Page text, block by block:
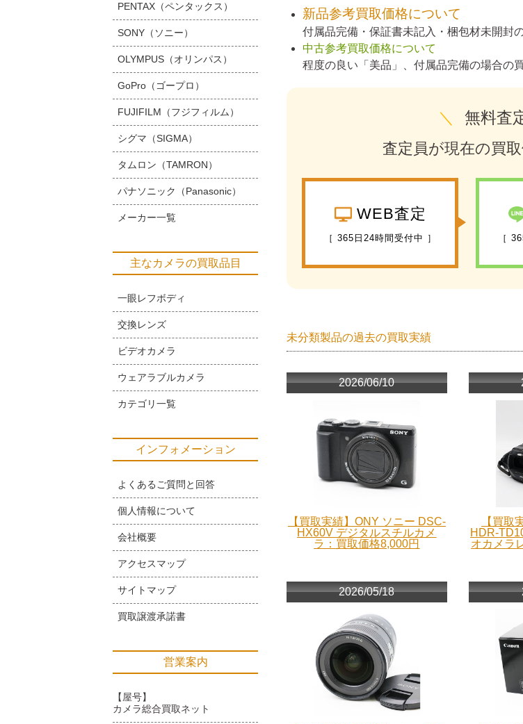
新品参考買取価格について
付属品完備・保証書未記入・梱包材未開封
中古参考買取価格について
程度の良い「美品」、付属品完備の場合の
＼ 無料査
査定員が現在の買
WEB査定
［ 365日24時間受付中 ］ ［
未分類製品の過去の買取実績
2026/06/10
【買取実績】ONY ソニー DSC-
HX60V デジタルスチルカメ
ラ：買取価格8,000円
【買取
HDR-
オカメラ
2026/05/18
PENTAX（ペンタックス）
SONY（ソニー）
OLYMPUS（オリンパス）
GoPro（ゴープロ）
FUJIFILM（フジフィルム）
シグマ（SIGMA）
タムロン（TAMRON）
パナソニック（Panasonic）
メーカー一覧
主なカメラの買取品目
一眼レフボディ
交換レンズ
ビデオカメラ
ウェアラブルカメラ
カテゴリ一覧
インフォメーション
よくあるご質問と回答
個人情報について
会社概要
アクセスマップ
サイトマップ
買取譲渡承諾書
営業案内
【屋号】
カメラ総合買取ネット